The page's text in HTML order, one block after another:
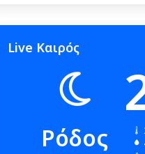
Live Καιρός
Ρόδος